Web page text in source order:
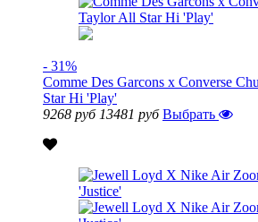
- 31%
Comme Des Garcons x Converse
Star Hi 'Play'
9268 руб 13481 руб Выбрать